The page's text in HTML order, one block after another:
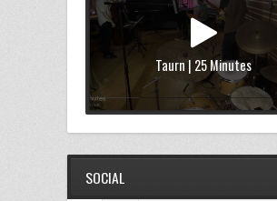
Taurn | 25 Minutes
SOCIAL